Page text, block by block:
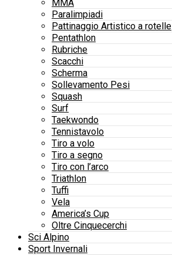
MMA
Paralimpiadi
Pattinaggio Artistico a rotelle
Pentathlon
Rubriche
Scacchi
Scherma
Sollevamento Pesi
Squash
Surf
Taekwondo
Tennistavolo
Tiro a volo
Tiro a segno
Tiro con l’arco
Triathlon
Tuffi
Vela
America’s Cup
Oltre Cinquecerchi
Sci Alpino
Sport Invernali